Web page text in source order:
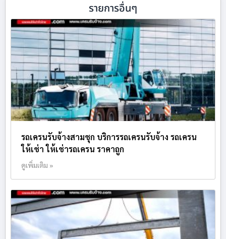
รายการอื่นๆ
รถเครนรับจ้างสามชุก บริการรถเครนรับจ้าง รถเครน
ให้เช่า ให้เช่ารถเครน ราคาถูก
ดูเพิ่มเติม »